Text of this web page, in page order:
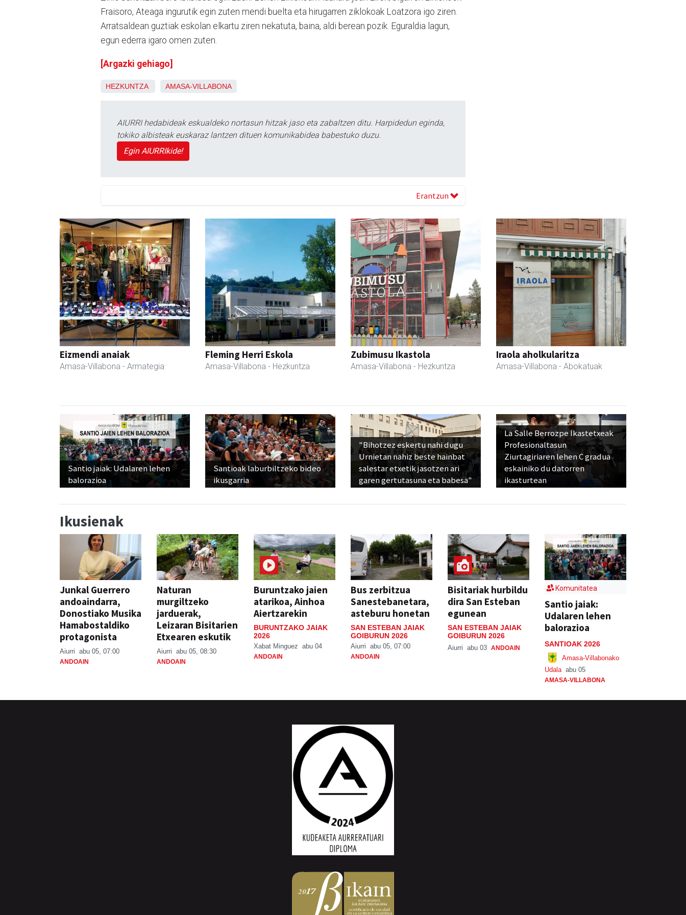
Fraisoro, Ateaga ingurutik egin zuten mendi buelta eta hirugarren ziklokoak Loatzora igo ziren.
Arratsaldean guztiak eskolan elkartu ziren nekatuta, baina, aldi berean pozik. Eguraldia lagun,
egun ederra igaro omen zuten.
[Argazki gehiago]
HEZKUNTZA AMASA-VILLABONA
AIURRI hedabideak eskualdeko nortasun hitzak jaso eta zabaltzen ditu. Harpidedun eginda,
tokiko albisteak euskaraz lantzen dituen komunikabidea babestuko duzu.
Egin AIURRIkide!
Erantzun
Eizmendi anaiak
Amasa-Villabona - Armategia
Fleming Herri Eskola
Amasa-Villabona - Hezkuntza
Zubimusu Ikastola
Amasa-Villabona - Hezkuntza
Iraola aholkularitza
Amasa-Villabona - Abokatuak
Santio jaiak: Udalaren lehen
balorazioa
Santioak laburbiltzeko bideo
ikusgarria
"Bihotzez eskertu nahi dugu
Urnietan nahiz beste hainbat
salestar etxetik jasotzen ari
garen gertutasuna eta babesa"
La Salle Berrozpe Ikastetxeak
Profesionaltasun
Ziurtagiriaren lehen C gradua
eskainiko du datorren
ikasturtean
Ikusienak
Junkal Guerrero
andoaindarra,
Donostiako Musika
Hamabostaldiko
protagonista
Aiurri abu 05, 07:00
ANDOAIN
Naturan
murgiltzeko
jarduerak,
Leizaran Bisitarien
Etxearen eskutik
Aiurri abu 05, 08:30
ANDOAIN
Buruntzako jaien
atarikoa, Ainhoa
Aiertzarekin
BURUNTZAKO JAIAK
2026
Xabat Minguez abu 04
ANDOAIN
Bus zerbitzua
Sanestebanetara,
asteburu honetan
SAN ESTEBAN JAIAK
GOIBURUN 2026
Aiurri abu 05, 07:00
ANDOAIN
Bisitariak hurbildu
dira San Esteban
egunean
SAN ESTEBAN JAIAK
GOIBURUN 2026
Aiurri abu 03 ANDOAIN
Komunitatea
Santio jaiak:
Udalaren lehen
balorazioa
SANTIOAK 2026
Amasa-Villabonako
Udala abu 05
AMASA-VILLABONA